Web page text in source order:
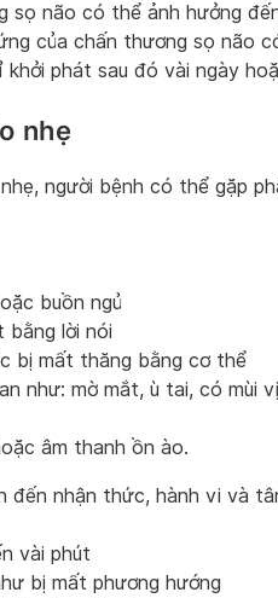
sọ não có thể ảnh hưởng
của chấn thương sọ não
phát sau đó vài ngày
nhẹ
người bệnh có thể gặp
buồn ngủ
bằng lời nói
bị mất thăng bằng cơ thể
như: mờ mắt, ù tai, có mùi
âm thanh ồn ào.
đến nhận thức, hành vi và
vài phút
bị mất phương hướng